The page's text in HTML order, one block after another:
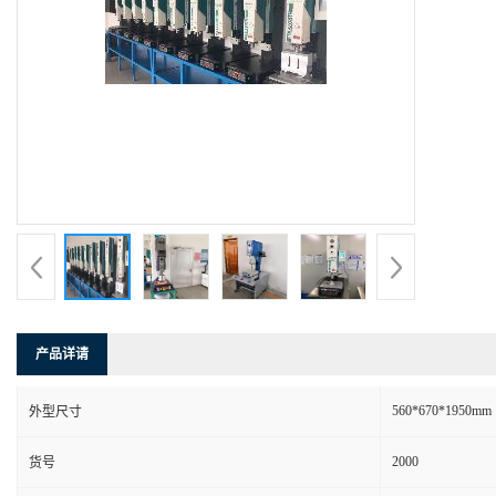
产品详请
外型尺寸 560*670*1950mm
货号 2000